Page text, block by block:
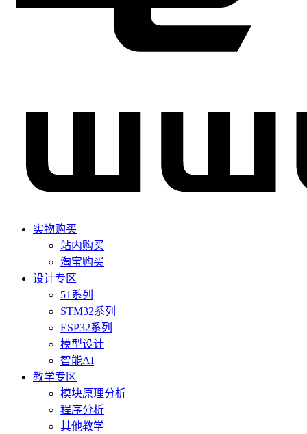
实物购买
站内购买
淘宝购买
设计专区
51系列
STM32系列
ESP32系列
模型设计
智能AI
教学专区
模块原理分析
程序分析
其他教学